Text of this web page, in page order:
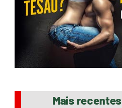
Mais recentes